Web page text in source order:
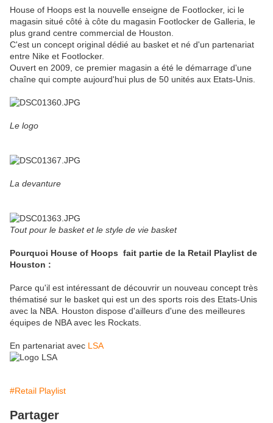
House of Hoops est la nouvelle enseigne de Footlocker, ici le
magasin situé côté à côte du magasin Footlocker de Galleria, le
plus grand centre commercial de Houston.
C'est un concept original dédié au basket et né d'un partenariat
entre Nike et Footlocker.
Ouvert en 2009, ce premier magasin a été le démarrage d'une
chaîne qui compte aujourd'hui plus de 50 unités aux Etats-Unis.
Le logo
La devanture
Tout pour le basket et le style de vie basket
Pourquoi House of Hoops fait partie de la Retail Playlist de
Houston :
Parce qu'il est intéressant de découvrir un nouveau concept très
thématisé sur le basket qui est un des sports rois des Etats-Unis
avec la NBA. Houston dispose d'ailleurs d'une des meilleures
équipes de NBA avec les Rockats.
En partenariat avec LSA
#Retail Playlist
Partager